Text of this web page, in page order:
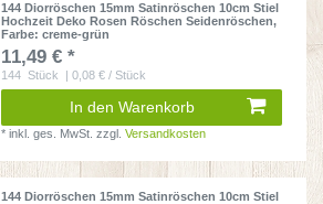
144 Diorröschen 15mm Satinröschen 10cm Stiel
Hochzeit Deko Rosen Röschen Seidenröschen,
Farbe: creme-grün
11,49 € *
144 Stück | 0,08 € / Stück
In den Warenkorb
*inkl. ges. MwSt. zzgl.Versandkosten
144 Diorröschen 15mm Satinröschen 10cm Stiel